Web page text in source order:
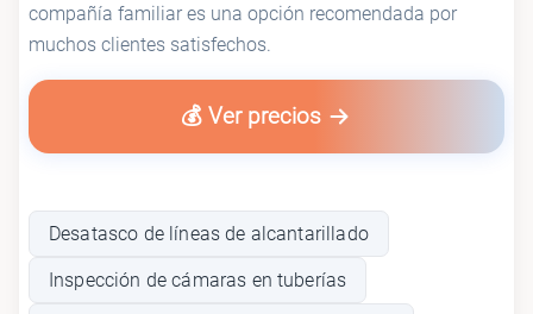
compañía familiar es una opción recomendada por
muchos clientes satisfechos.
💰 Ver precios
Desatasco de líneas de alcantarillado
Inspección de cámaras en tuberías